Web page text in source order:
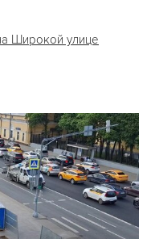
Широкой улице